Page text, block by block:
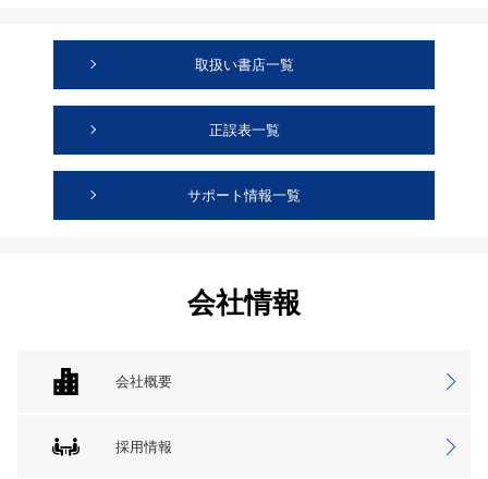
取扱い書店一覧
正誤表一覧
サポート情報一覧
会社情報
会社概要
採用情報